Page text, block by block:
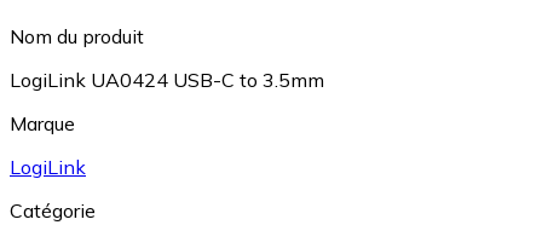
Nom du produit
LogiLink UA0424 USB-C to 3.5mm
Marque
LogiLink
Catégorie